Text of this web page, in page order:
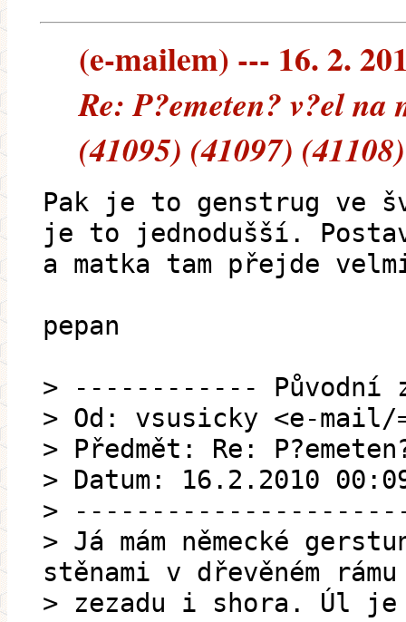
(e-mailem) --- 16. 2.
Re: P?emeten? v?el na
(41095) (41097)
Pak je to genstrug ve
je to jednodušší.
a matka tam přejde
pepan
> ------------ Původní
> Od: vsusicky <e-mail/
> Předmět: Re:
> Datum: 16.2.2010
>
> Já mám německé
stěnami v dřevěném
> zezadu i shora. Úl je